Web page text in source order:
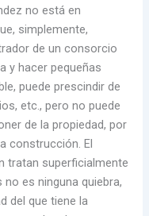
no está en
simplemente,
de un consorcio
y hacer pequeñas
puede prescindir de
etc., pero no puede
de la propiedad, por
construcción. El
tratan superficialmente
es ninguna quiebra,
del que tiene la